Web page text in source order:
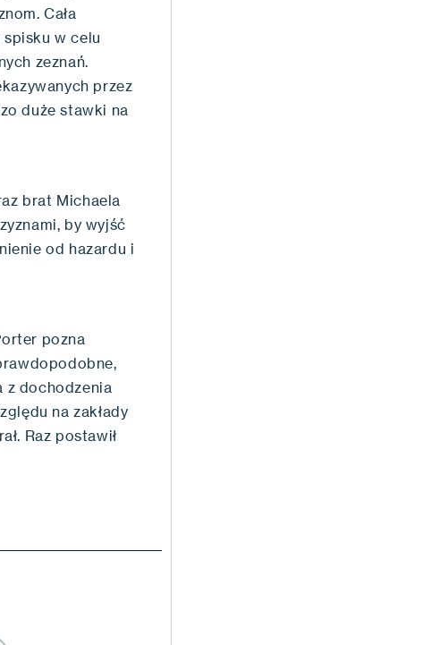
Cała
w celu
zeznań.
przez
duże stawki na
brat Michaela
by wyjść
od hazardu i
pozna
z dochodzenia
na zakłady
Raz postawił